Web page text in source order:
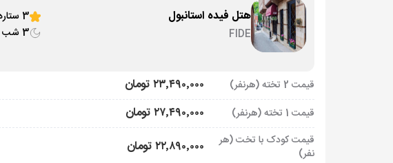
هتل فیده استانبول
FIDE
3 ستاره
3 شب
قیمت 2 تخته (هرنفر) ۲۳٬۴۹۰٬۰۰۰ تومان
قیمت 1 تخته (هرنفر) ۲۷٬۴۹۰٬۰۰۰ تومان
قیمت کودک با تخت (هر
نفر)
۲۲٬۸۹۰٬۰۰۰ تومان